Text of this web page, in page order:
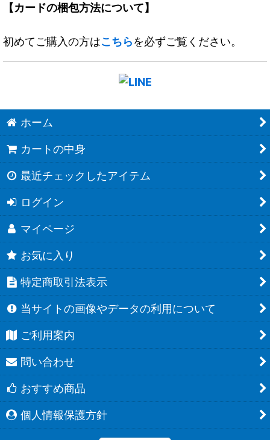
【カードの梱包方法について】
初めてご購入の方はこちらを必ずご覧ください。
ホーム
カートの中身
最近チェックしたアイテム
ログイン
マイページ
お気に入り
特定商取引法表示
当サイトの画像やデータの利用について
ご利用案内
問い合わせ
おすすめ商品
個人情報保護方針